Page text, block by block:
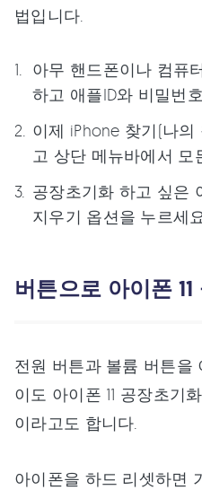
법입니다.
아무 핸드폰이나 컴퓨
하고 애플ID와 비밀번
이제 iPhone 찾기(나
고 상단 메뉴바에서 모
공장초기화 하고 싶은
지우기 옵션을 누르세
버튼으로 아이폰
전원 버튼과 볼륨 버튼을
이도 아이폰 11 공장초기
이라고도 합니다.
아이폰을 하드 리셋하면